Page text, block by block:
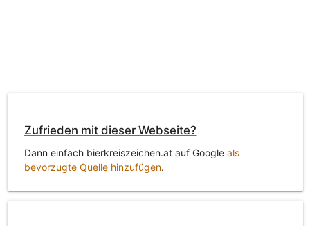
Zufrieden mit dieser Webseite?
Dann einfach bierkreiszeichen.at auf Google als
bevorzugte Quelle hinzufügen.